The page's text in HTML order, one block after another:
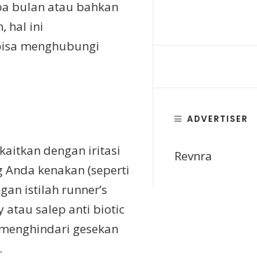
bulan atau bahkan
hal ini
menghubungi
dengan iritasi
kenakan (seperti
istilah runner’s
atau salep anti biotic
gesekan
ADVERTISER
Revnra